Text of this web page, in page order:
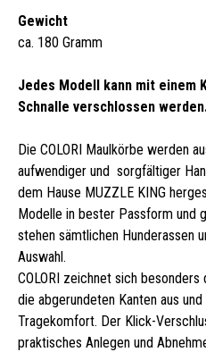
Gewicht
ca. 180 Gramm
Jedes Modell kann mit einem
Schnalle verschlossen
Die COLORI Maulkörbe werden
aufwendiger und sorgfältiger
dem Hause MUZZLE KING
Modelle in bester Passform und
stehen sämtlichen Hunderassen
Auswahl.
COLORI zeichnet sich
die abgerundeten Kanten aus
Tragekomfort. Der Klick-
praktisches Anlegen und